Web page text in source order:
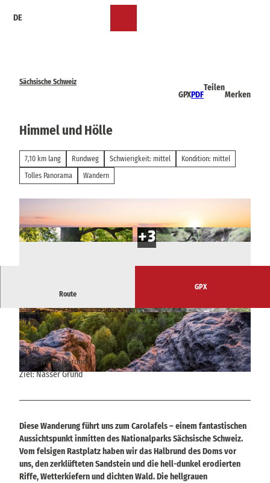
DE
Sächsische Schweiz
GPXPDF
Teilen
Merken
Himmel und Hölle
7,10 km lang Rundweg Schwierigkeit: mittel
Kondition: mittel
Tolles Panorama
Wandern
© Kenny Scholz, Tourismusverband Sächsische Schweiz
© Philipp Zieger, Tourismusverband Sächsische
Schweiz
© Ronja Friedrich, Tourismusverband Sächsisc
he Schweiz
Route
GPX
2:30 h
7,10 km
340 m
340 m
147 m
452 m
305 m
Start: Nasser Grund
Ziel: Nasser Grund
Diese Wanderung führt uns zum Carolafels – einem fantastischen
Aussichtspunkt inmitten des Nationalparks Sächsische Schweiz.
Vom felsigen Rastplatz haben wir das Halbrund des Doms vor
uns, den zerklüfteten Sandstein und die hell-dunkel erodierten
Riffe, Wetterkiefern und dichten Wald. Die hellgrauen